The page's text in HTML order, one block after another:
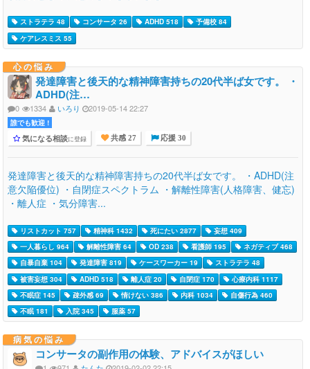
ストラテラ 48 コンサータ 26 ADHD 518
予備校 84
ケアレスミス 55
心の悩み
発達障害と後天的な精神障害持ちの20代半ば女です。 ・
ADHD(注…
0 1334 いろり 2019-05-14 22:27
誰でも歓迎 !
気になる相談に登録 共感 27 応援 30
発達障害と後天的な精神障害持ちの20代半ば女です。 ・ADHD(注
意欠陥優位) ・自閉症スペクトラム ・解離性障害(人格障害、健忘)
・離人症 ・気分障害...
リストカット 757 精神科 1432 死にたい 2877
妄想 409
一人暮らし 964
解離性障害 64 OD 238 看護師 195
ネガティブ 468
自暴自棄 104
発達障害 819 ケースワーカー 19
ストラテラ 48
被害妄想 304
ADHD 518 離人症 20 自閉症 170
心療内科 1117
不眠症 145
疎外感 69 情けない 386 内科 1034
自傷行為 460
不眠 181
入院 345 服薬 57
病気の悩み
コンサータの副作用の体験、アドバイスがほしい